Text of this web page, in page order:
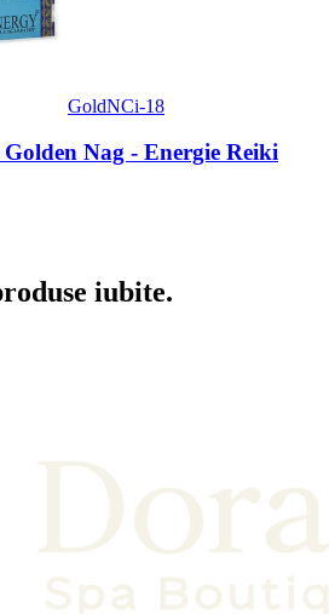
GoldNCi-18
Nag - Energie Reiki
iubite.